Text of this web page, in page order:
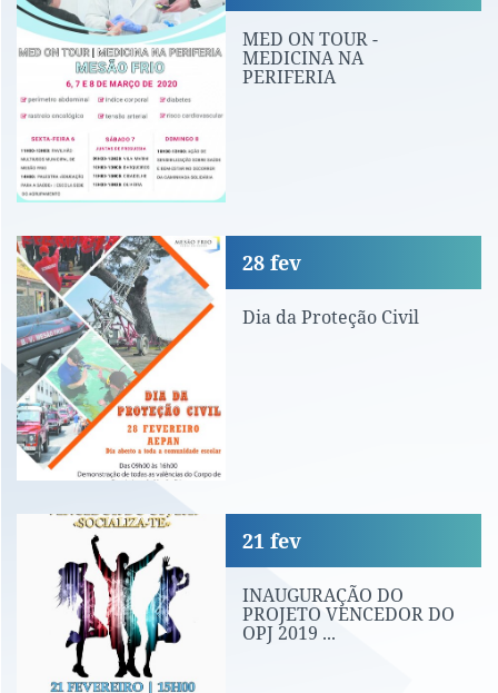
MED ON TOUR -
MEDICINA NA
PERIFERIA
Dia da Proteção Civil
Dia da Proteção Civil
28 fev
INAUGURAÇÃO DO PROJETO
INAUGURAÇÃO DO
PROJETO VENCEDOR DO
OPJ 2019 ...
21 fev